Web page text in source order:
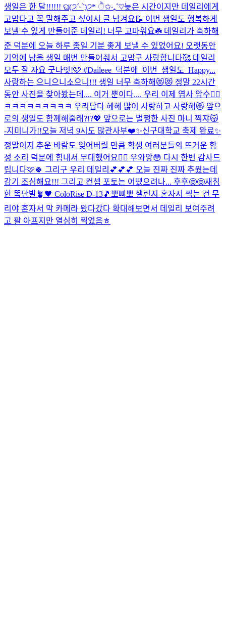
생일은 한 달!!!!!! ଘ(੭ˊᵕˋ)੭* ੈ✩‧₊˚♡늦은 시간이지만 데일리에게
고맙다고 꼭 말해주고 싶어서 글 남겨요📝 이번 생일도 행복하게
보낼 수 있게 만들어준 데일리! 너무 고마워요☘️ 데일리가 축하해
준 덕분에 오늘 하루 종일 기분 좋게 보낼 수 있었어요! 오랫동안
기억에 남을 생일 매번 만들어줘서 고맙구 사랑합니다🥰 데일리
모두 잘 자요 굿나잇!🩷 #Daileee_덕분에_이번_생일도_Happy...
사랑하는 으니으니소으니!!! 생일 너무 축하해😻😻 정말 22시간
동안 사진을 찾아봤는데.... 이거 뿐이다.... 우리 이제 엽사 압수🤦‍♀️
ㅋㅋㅋㅋㅋㅋㅋㅋㅋ 우리답다 헤헤 많이 사랑하고 사랑해😻 앞으
로의 생일도 함께해줄래?!?💖 앞으로는 멀쩡한 사진 마니 찍쟈😽
-지미니가!!오늘 저녁 9시도 많관사부❤️✨신구대학교 축제 완료✨
정말이지 추운 바람도 잊어버릴 만큼 학생 여러분들의 뜨거운 함
성 소리 덕분에 힘내서 무대했어요❤️‍🔥 우와앙😳 다시 한번 감사드
립니다🩷🍀 그리구 우리 데일리💕💕💕 오늘 진짜 진짜 추웠는데
감기 조심해요!!! 그리고 컨셉 포토는 어땠으려나... 후후🤩🤩새침
한 똑단발🪴🖤 ColoRise D-13🎵 뽀삐뽀 챌린지 혼자서 찍는 건 무
리야 혼자서 막 카메라 왔다갔다 확대해보면서 데일리 보여주려
고 팔 아프지만 열심히 찍었음ㅎ